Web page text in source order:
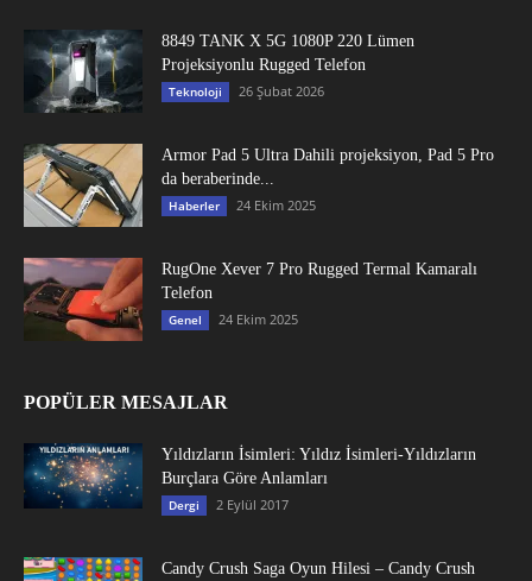
8849 TANK X 5G 1080P 220 Lümen
Projeksiyonlu Rugged Telefon
Teknoloji 26 Şubat 2026
Armor Pad 5 Ultra Dahili projeksiyon, Pad 5 Pro
da beraberinde...
Haberler 24 Ekim 2025
RugOne Xever 7 Pro Rugged Termal Kamaralı
Telefon
Genel 24 Ekim 2025
POPÜLER MESAJLAR
Yıldızların İsimleri: Yıldız İsimleri-Yıldızların
Burçlara Göre Anlamları
Dergi 2 Eylül 2017
Candy Crush Saga Oyun Hilesi – Candy Crush